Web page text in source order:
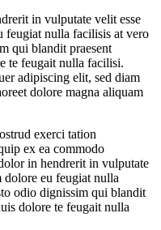
in vulputate velit esse
feugiat nulla facilisis at vero
qui blandit praesent
te feugait nulla facilisi.
adipiscing elit, sed diam
dolore magna aliquam
exerci tation
ex ea commodo
in hendrerit in vulputate
dolore eu feugiat nulla
odio dignissim qui blandit
dolore te feugait nulla